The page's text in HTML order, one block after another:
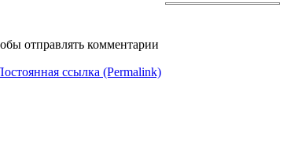
отправлять комментарии
ссылка (Permalink)